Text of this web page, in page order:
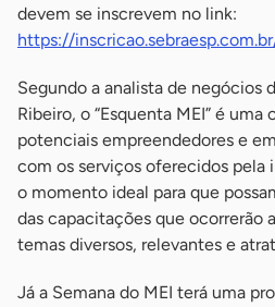
devem se inscrevem no link:
https://
Segundo a analista de negócios
Ribeiro, o “Esquenta MEI” é
potenciais empreendedores e
com os serviços oferecidos pela
o momento ideal para que
das capacitações que ocorrerão
temas diversos, relevantes e
Já a Semana do MEI terá uma